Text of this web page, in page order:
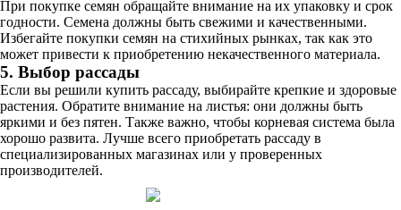
При покупке семян обращайте внимание на их упаковку и срок
годности. Семена должны быть свежими и качественными.
Избегайте покупки семян на стихийных рынках, так как это
может привести к приобретению некачественного материала.
5. Выбор рассады
Если вы решили купить рассаду, выбирайте крепкие и здоровые
растения. Обратите внимание на листья: они должны быть
яркими и без пятен. Также важно, чтобы корневая система была
хорошо развита. Лучше всего приобретать рассаду в
специализированных магазинах или у проверенных
производителей.